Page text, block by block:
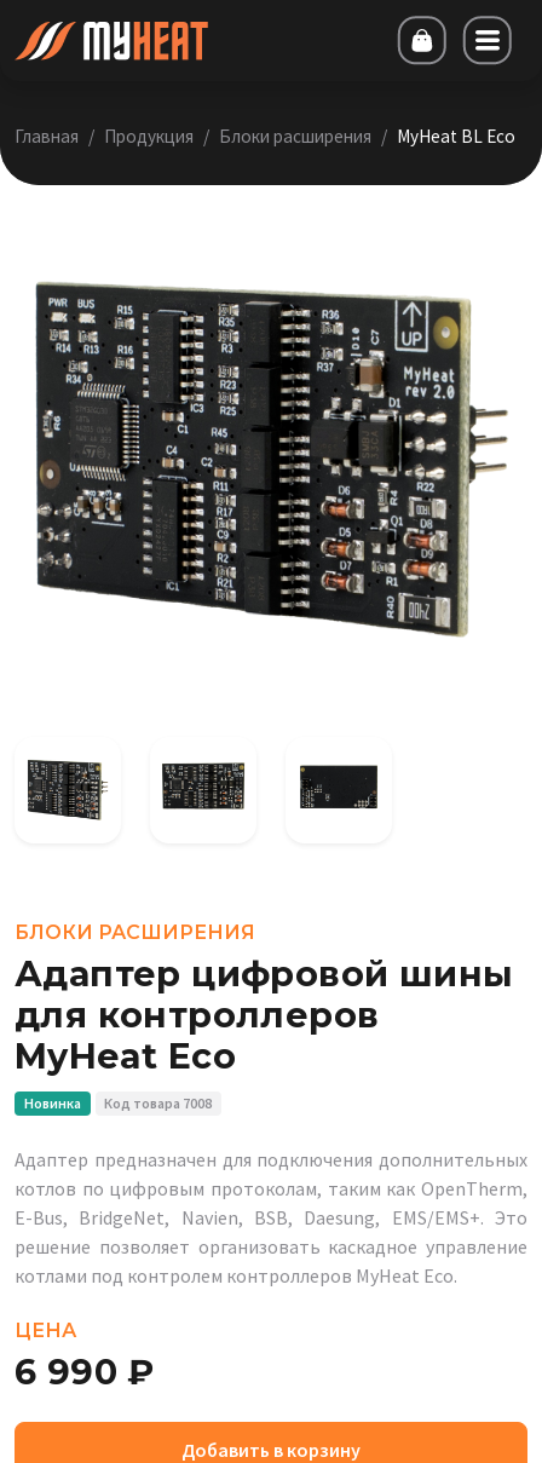
Главная Продукция Блоки расширения MyHeat BL Eco
БЛОКИ РАСШИРЕНИЯ
Адаптер цифровой шины
для контроллеров
MyHeat Eco
Новинка Код товара 7008
Адаптер предназначен для подключения дополнительных
котлов по цифровым протоколам, таким как OpenTherm,
E-Bus, BridgeNet, Navien, BSB, Daesung, EMS/EMS+. Это
решение позволяет организовать каскадное управление
котлами под контролем контроллеров MyHeat Eco.
ЦЕНА
6 990 ₽
Добавить в корзину